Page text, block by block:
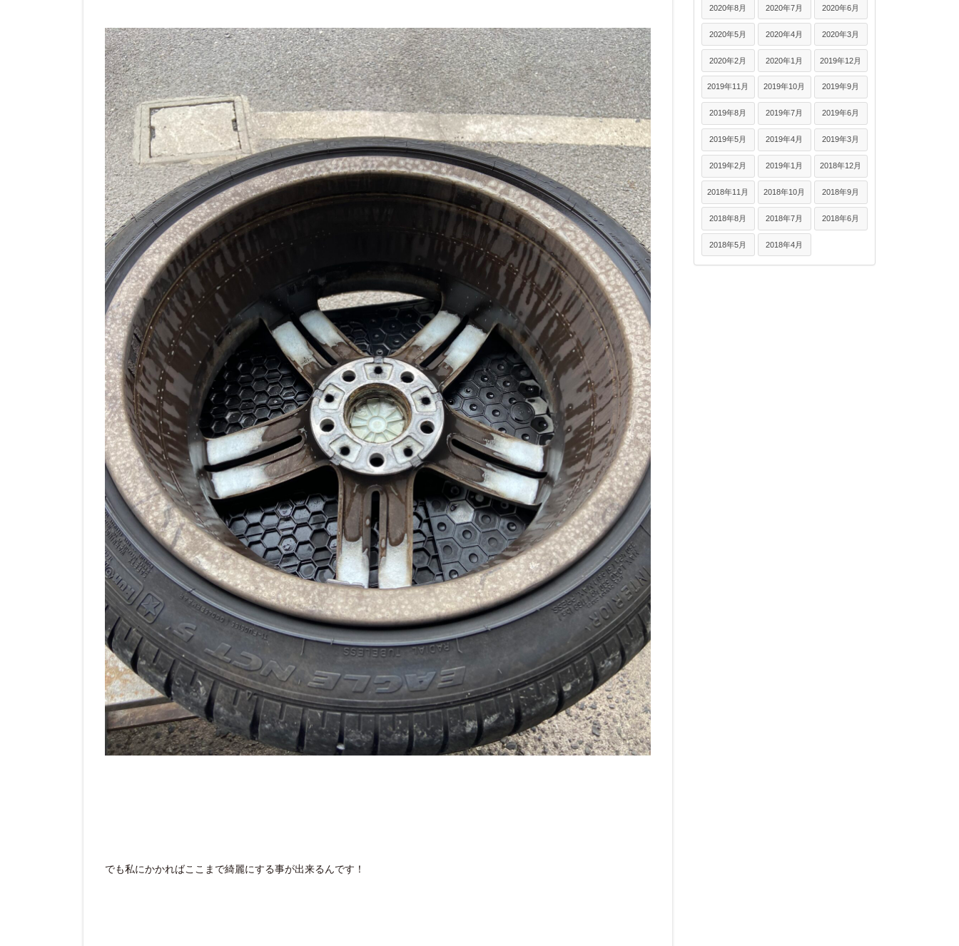
でも私にかかればここまで綺麗にする事が出来るんです！
2020年8月 2020年7月 2020年6月
2020年5月 2020年4月 2020年3月
2020年2月 2020年1月 2019年12月
2019年11月 2019年10月 2019年9月
2019年8月 2019年7月 2019年6月
2019年5月 2019年4月 2019年3月
2019年2月 2019年1月 2018年12月
2018年11月 2018年10月 2018年9月
2018年8月 2018年7月 2018年6月
2018年5月 2018年4月